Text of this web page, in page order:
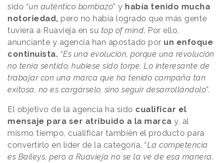
sido “un auténtico bombazo” y había tenido mucha
notoriedad, pero no había logrado que más gente
tuviera a Ruavieja en su top of mind. Por ello,
anunciante y agencia han apostado por un enfoque
continuista. “Es una evolución, porque una revolución
no tenía sentido, hubiese sido torpe. Lo interesante de
trabajar con una marca que ha tenido campaña tan
exitosa, no es cargárselo, sino seguir desarrollándolo”.
El objetivo de la agencia ha sido cualificar el
mensaje para ser atribuido a la marca y, al
mismo tiempo, cualificar también el producto para
convertirlo en líder de la categoría. “La competencia
es Baileys, pero a Ruavieja no se la ve de esa manera.